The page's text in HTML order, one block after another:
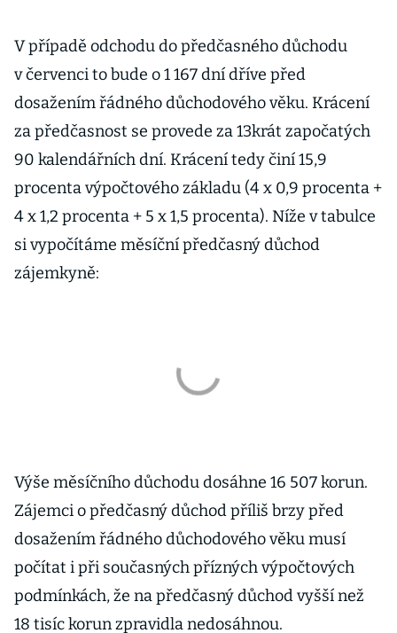
V případě odchodu do předčasného důchodu
v červenci to bude o 1 167 dní dříve před
dosažením řádného důchodového věku. Krácení
za předčasnost se provede za 13krát započatých
90 kalendářních dní. Krácení tedy činí 15,9
procenta výpočtového základu (4 x 0,9 procenta +
4 x 1,2 procenta + 5 x 1,5 procenta). Níže v tabulce
si vypočítáme měsíční předčasný důchod
zájemkyně:
Výše měsíčního důchodu dosáhne 16 507 korun.
Zájemci o předčasný důchod příliš brzy před
dosažením řádného důchodového věku musí
počítat i při současných přízných výpočtových
podmínkách, že na předčasný důchod vyšší než
18 tisíc korun zpravidla nedosáhnou.